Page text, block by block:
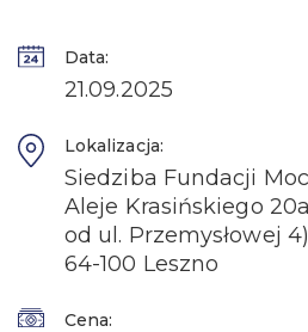
Data:
21.09.2025
Lokalizacja:
Siedziba Fundacji
Aleje Krasińskiego
od ul. Przemysłowej 4)
64-100 Leszno
Cena: